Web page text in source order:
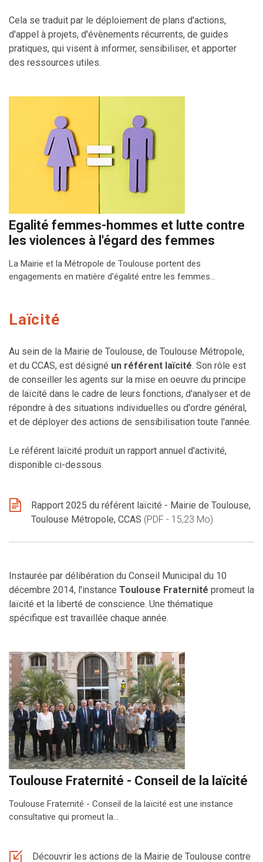
Cela se traduit par le déploiement de plans d'actions,
d'appel à projets, d'évènements récurrents, de guides
pratiques, qui visent à informer, sensibiliser, et apporter
des ressources utiles.
Egalité femmes-hommes et lutte contre
les violences à l'égard des femmes
La Mairie et la Métropole de Toulouse portent des
engagements en matière d'égalité entre les femmes…
Laïcité
Au sein de la Mairie de Toulouse, de Toulouse Métropole,
et du CCAS, est désigné un référent laïcité. Son rôle est
de conseiller les agents sur la mise en oeuvre du principe
de laïcité dans le cadre de leurs fonctions, d'analyser et de
répondre à des situations individuelles ou d'ordre général,
et de déployer des actions de sensibilisation toute l'année.
Le référent laïcité produit un rapport annuel d'activité,
disponible ci-dessous.
Rapport 2025 du référent laïcité - Mairie de Toulouse,
Toulouse Métropole, CCAS PDF - 15,23 Mo
Instaurée par délibération du Conseil Municipal du 10
décembre 2014, l'instance Toulouse Fraternité promeut la
laïcité et la liberté de conscience. Une thématique
spécifique est travaillée chaque année.
Toulouse Fraternité - Conseil de la laïcité
Toulouse Fraternité - Conseil de la laïcité est une instance
consultative qui promeut la…
Découvrir les actions de la Mairie de Toulouse contre